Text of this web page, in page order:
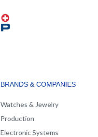
BRANDS & COMPANIES
Watches & Jewelry
Production
Electronic Systems